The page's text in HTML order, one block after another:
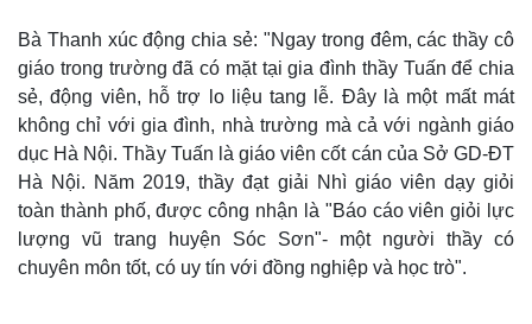
Bà Thanh xúc động chia sẻ: "Ngay trong đêm, các thầy cô
giáo trong trường đã có mặt tại gia đình thầy Tuấn để chia
sẻ, động viên, hỗ trợ lo liệu tang lễ. Đây là một mất mát
không chỉ với gia đình, nhà trường mà cả với ngành giáo
dục Hà Nội. Thầy Tuấn là giáo viên cốt cán của Sở GD-ĐT
Hà Nội. Năm 2019, thầy đạt giải Nhì giáo viên dạy giỏi
toàn thành phố, được công nhận là "Báo cáo viên giỏi lực
lượng vũ trang huyện Sóc Sơn"- một người thầy có
chuyên môn tốt, có uy tín với đồng nghiệp và học trò".